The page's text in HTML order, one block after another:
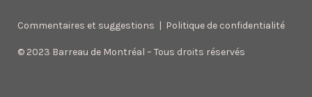
Commentaires et suggestions | Politique de confidentialité
© 2023 Barreau de Montréal – Tous droits réservés